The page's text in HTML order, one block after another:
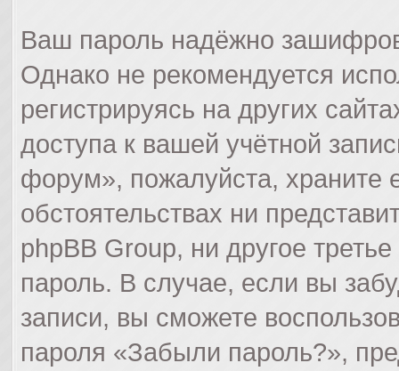
Ваш пароль надёжно
Однако не рекомендуется
регистрируясь на других
доступа к вашей учётной
форум», пожалуйста, храните
обстоятельствах ни
phpBB Group, ни другое
пароль. В случае, если вы
записи, вы сможете
пароля «Забыли пароль?»,